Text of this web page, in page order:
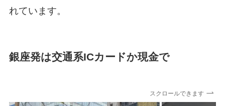
れています。
銀座発は交通系ICカードか現金で
スクロールできます